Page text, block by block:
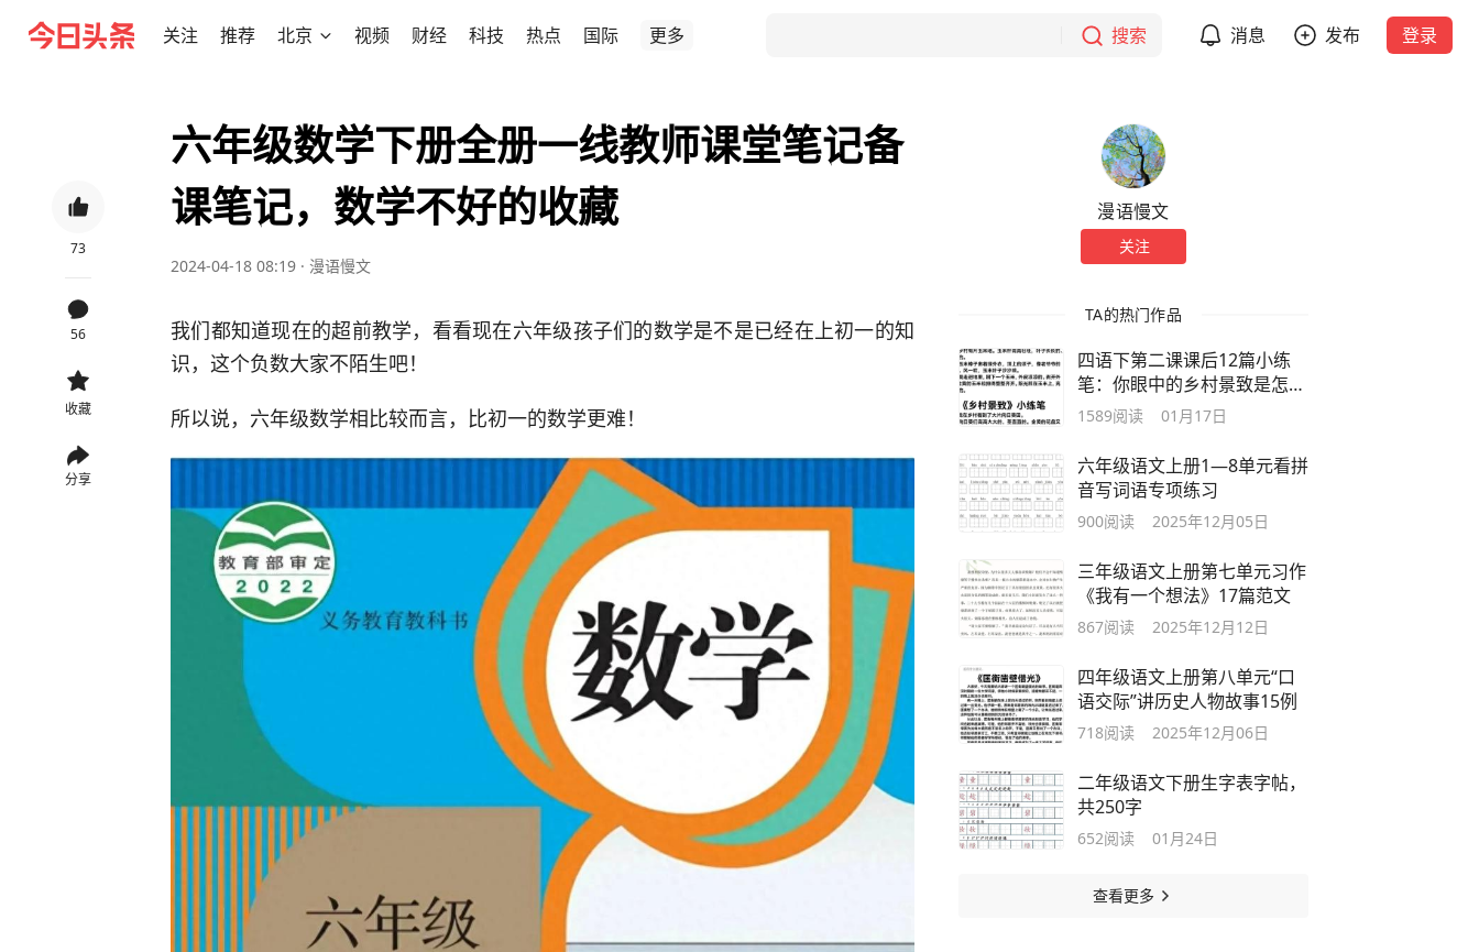
关注 推荐 北京 视频 财经 科技 热点 国际 更多 搜索 消息 发布 登录
73
56
收藏
分享
六年级数学下册全册一线教师课堂笔记备
课笔记，数学不好的收藏
2024-04-18 08:19 · 漫语慢文
我们都知道现在的超前教学，看看现在六年级孩子们的数学是不是已经在上初一的知
识，这个负数大家不陌生吧！
所以说，六年级数学相比较而言，比初一的数学更难！
漫语慢文
关注
TA的热门作品
四语下第二课课后12篇小练
笔：你眼中的乡村景致是怎么
样的？
1589阅读 01月17日
六年级语文上册1—8单元看拼
音写词语专项练习
900阅读 2025年12月05日
三年级语文上册第七单元习作
《我有一个想法》17篇范文
867阅读 2025年12月12日
四年级语文上册第八单元“口
语交际”讲历史人物故事15例
718阅读 2025年12月06日
二年级语文下册生字表字帖，
共250字
652阅读 01月24日
查看更多